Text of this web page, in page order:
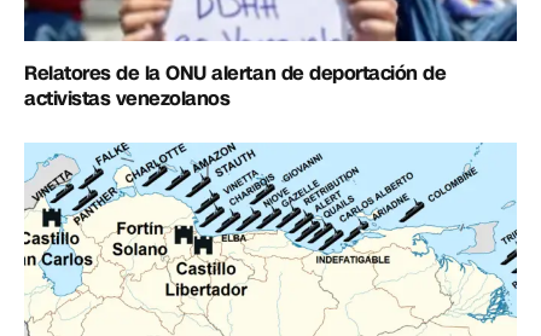
Relatores de la ONU alertan de deportación de
activistas venezolanos